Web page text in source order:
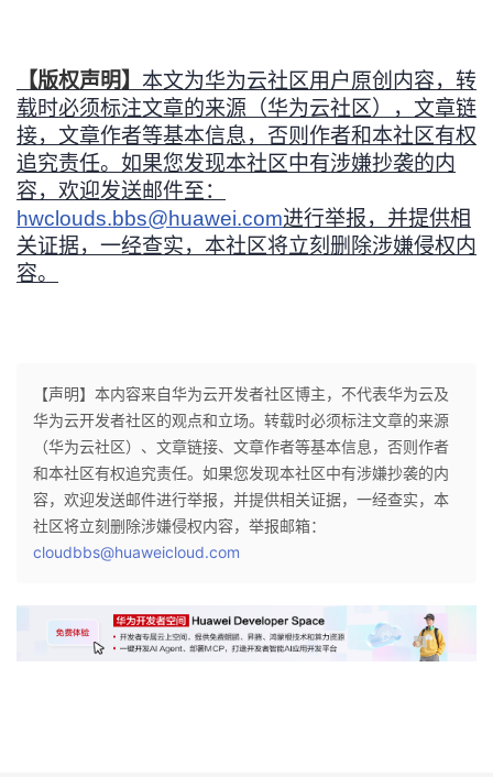
【版权声明】 本文为华为云社区用户原创内容，转
载时必须标注文章的来源（华为云社区），文章链
接，文章作者等基本信息，否则作者和本社区有权
追究责任。如果您发现本社区中有涉嫌抄袭的内
容，欢迎发送邮件至：
hwclouds.bbs@huawei.com进行举报，并提供相
关证据，一经查实，本社区将立刻删除涉嫌侵权内
容。
【声明】本内容来自华为云开发者社区博主，不代表华为云及
华为云开发者社区的观点和立场。转载时必须标注文章的来源
（华为云社区）、文章链接、文章作者等基本信息，否则作者
和本社区有权追究责任。如果您发现本社区中有涉嫌抄袭的内
容，欢迎发送邮件进行举报，并提供相关证据，一经查实，本
社区将立刻删除涉嫌侵权内容，举报邮箱：
cloudbbs@huaweicloud.com